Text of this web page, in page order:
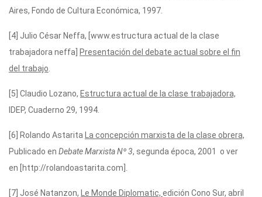
Aires, Fondo de Cultura Económica, 1997.
[4] Julio César Neffa, [www.estructura actual de la clase
trabajadora neffa] Presentación del debate actual sobre el fin
del trabajo.
[5] Claudio Lozano, Estructura actual de la clase trabajadora,
IDEP, Cuaderno 29, 1994.
[6] Rolando Astarita La concepción marxista de la clase obrera,
Publicado en Debate Marxista Nº 3, segunda época, 2001 o ver
en [http://rolandoastarita.com].
[7] José Natanzon, Le Monde Diplomatic, edición Cono Sur, abril